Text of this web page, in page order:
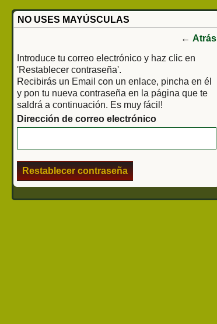
NO USES MAYÚSCULAS
← Atrás
Introduce tu correo electrónico y haz clic en
'Restablecer contraseña'.
Recibirás un Email con un enlace, pincha en él
y pon tu nueva contraseña en la página que te
saldrá a continuación. Es muy fácil!
Dirección de correo electrónico